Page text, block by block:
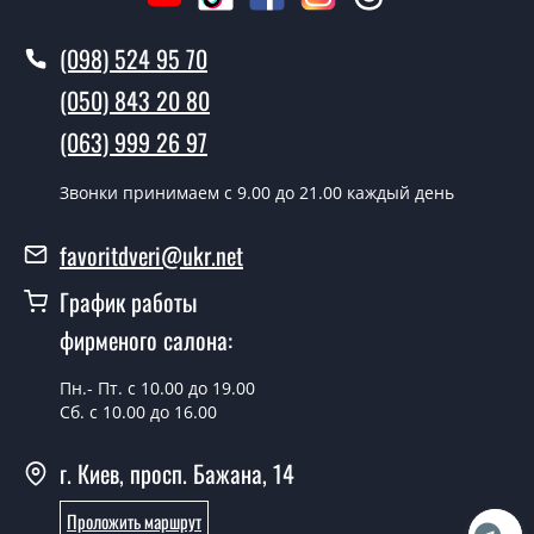
Вызов замерщика-консультанта стоит 500 грн.
Вы производите установку
межкомнатных дверей ТМ Фаворит?
Да производим. Монтаж межкомнатных дверей ТМ
Фаворит производится согласно очереди, во все дни
кроме воскресенья.
Modern-63-2?
Стоимость установки дверей Modern-63-2 - от 1800
Можно на сегодня вызвать
замерщика?
У вас есть в наличии готовые
межкомнатные двери фаворит?
(098) 524 95 70
(050) 843 20 80
(063) 999 26 97
Звонки принимаем c 9.00 до 21.00 каждый день
favoritdveri@ukr.net
График работы
фирменого салона:
Пн.- Пт. с 10.00 до 19.00
Сб. с 10.00 до 16.00
г. Киев, просп. Бажана, 14
Проложить маршрут